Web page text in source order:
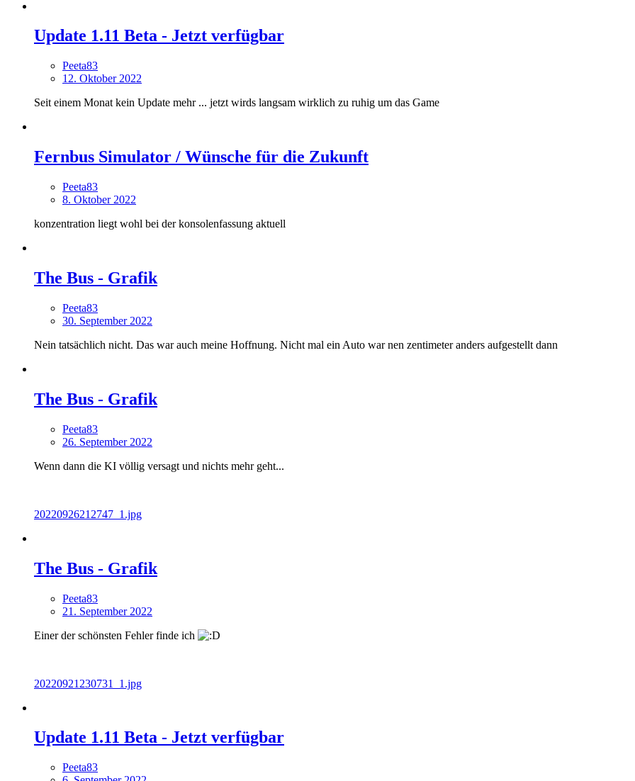
Update 1.11 Beta - Jetzt verfügbar
Peeta83
12. Oktober 2022
Seit einem Monat kein Update mehr ... jetzt wirds langsam wirklich zu ruhig um das Game
Fernbus Simulator / Wünsche für die Zukunft
Peeta83
8. Oktober 2022
konzentration liegt wohl bei der konsolenfassung aktuell
The Bus - Grafik
Peeta83
30. September 2022
Nein tatsächlich nicht. Das war auch meine Hoffnung. Nicht mal ein Auto war nen zentimeter anders aufgestellt dann
The Bus - Grafik
Peeta83
26. September 2022
Wenn dann die KI völlig versagt und nichts mehr geht...
20220926212747_1.jpg
The Bus - Grafik
Peeta83
21. September 2022
Einer der schönsten Fehler finde ich
20220921230731_1.jpg
Update 1.11 Beta - Jetzt verfügbar
Peeta83